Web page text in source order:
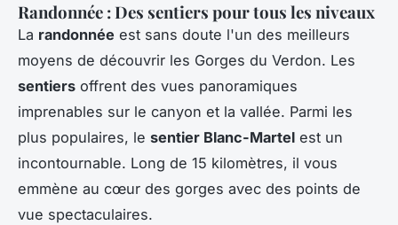
Randonnée : Des sentiers pour tous les niveaux
La randonnée est sans doute l'un des meilleurs
moyens de découvrir les Gorges du Verdon. Les
sentiers offrent des vues panoramiques
imprenables sur le canyon et la vallée. Parmi les
plus populaires, le sentier Blanc-Martel est un
incontournable. Long de 15 kilomètres, il vous
emmène au cœur des gorges avec des points de
vue spectaculaires.